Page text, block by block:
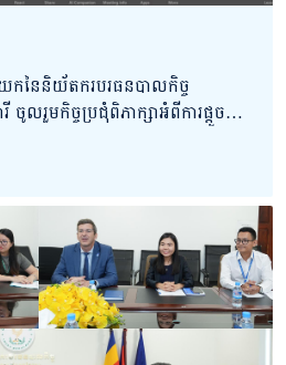
កនៃនិយ័តករបរធនបាលកិច្ច
រួមកិច្ចប្រជុំពិភាក្សា​អំពីការផ្តួច
ាង និយ័តករបរធនបាលកិច្ច និងវិទ្យា
រ និងបច្ចេកវិទ្យា (STEPI)ដើម្បី
នុងវិស័យបរធនបាលកិច្ច។